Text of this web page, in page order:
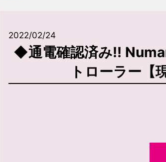
2022/02/24
◆通電確認済み!!
トローラー【